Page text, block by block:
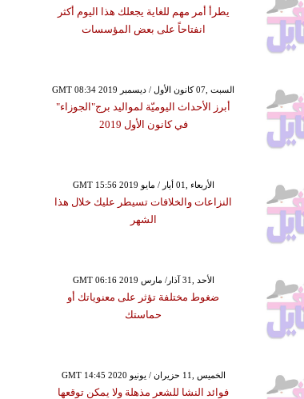
يطرأ أمر مهم للغاية يجعلك هذا اليوم أكثر
انفتاحاً على بعض المؤسسات
GMT 08:34 2019 السبت ,07 كانون الأول / ديسمبر
أبرز الأحداث اليوميّة لمواليد برج"الجوزاء"
في كانون الأول 2019
GMT 15:56 2019 الأربعاء ,01 أيار / مايو
النزاعات والخلافات تسيطر عليك خلال هذا
الشهر
GMT 06:16 2019 الأحد ,31 آذار/ مارس
ضغوط مختلفة تؤثر على معنوياتك أو
حماستك
GMT 14:45 2020 الخميس ,11 حزيران / يونيو
فوائد النشا للشعر مذهلة ولا يمكن توقعها